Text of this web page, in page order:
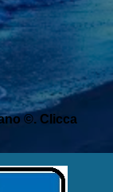
©. Clicca